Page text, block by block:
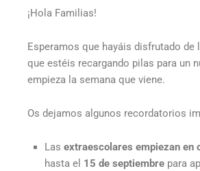
¡Hola Familias!
Esperamos que hayáis disfrutado de
que estéis recargando pilas para un
empieza la semana que viene.
Os dejamos algunos recordatorios
Las extraescolares empiezan en
hasta el 15 de septiembre para